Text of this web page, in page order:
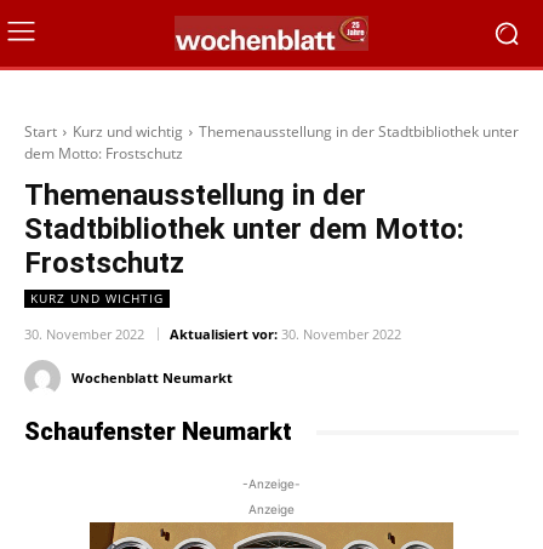
Start Kurz und wichtig
Themenausstellung in der Stadtbibliothek unter
dem Motto: Frostschutz
Themenausstellung in der
Stadtbibliothek unter dem Motto:
Frostschutz
KURZ UND WICHTIG
30. November 2022 Aktualisiert vor: 30. November 2022
Wochenblatt Neumarkt
Schaufenster Neumarkt
-Anzeige-
Anzeige